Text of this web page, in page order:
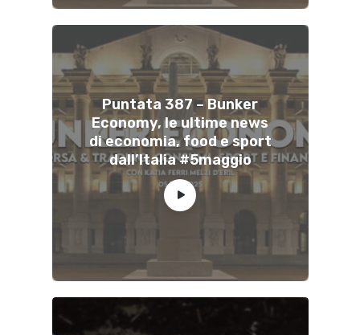
Puntata 387 – Bunker
Economy, le ultime news
di economia, food e sport
dall’Italia #5maggio